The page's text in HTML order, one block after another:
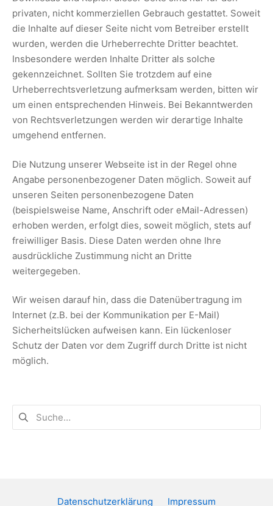
privaten, nicht kommerziellen Gebrauch gestattet. Soweit
die Inhalte auf dieser Seite nicht vom Betreiber erstellt
wurden, werden die Urheberrechte Dritter beachtet.
Insbesondere werden Inhalte Dritter als solche
gekennzeichnet. Sollten Sie trotzdem auf eine
Urheberrechtsverletzung aufmerksam werden, bitten wir
um einen entsprechenden Hinweis. Bei Bekanntwerden
von Rechtsverletzungen werden wir derartige Inhalte
umgehend entfernen.
Die Nutzung unserer Webseite ist in der Regel ohne
Angabe personenbezogener Daten möglich. Soweit auf
unseren Seiten personenbezogene Daten
(beispielsweise Name, Anschrift oder eMail-Adressen)
erhoben werden, erfolgt dies, soweit möglich, stets auf
freiwilliger Basis. Diese Daten werden ohne Ihre
ausdrückliche Zustimmung nicht an Dritte
weitergegeben.
Wir weisen darauf hin, dass die Datenübertragung im
Internet (z.B. bei der Kommunikation per E-Mail)
Sicherheitslücken aufweisen kann. Ein lückenloser
Schutz der Daten vor dem Zugriff durch Dritte ist nicht
möglich.
Suchen
nach:
Datenschutzerklärung Impressum